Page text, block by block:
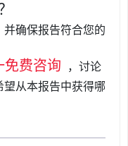
确保报告符合您的
免费咨询
，讨论
从本报告中获得哪